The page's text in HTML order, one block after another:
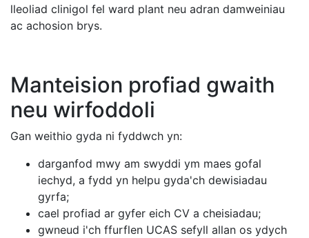
lleoliad clinigol fel ward plant neu adran damweiniau
ac achosion brys.
Manteision profiad gwaith
neu wirfoddoli
Gan weithio gyda ni fyddwch yn:
darganfod mwy am swyddi ym maes gofal
iechyd, a fydd yn helpu gyda'ch dewisiadau
gyrfa;
cael profiad ar gyfer eich CV a cheisiadau;
gwneud i'ch ffurflen UCAS sefyll allan os ydych